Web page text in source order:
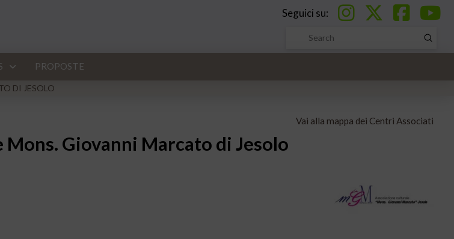
Seguici su:
Search
Submit
PROPOSTE
DI JESOLO
Vai alla mappa dei Centri Associati
Giovanni Marcato di Jesolo